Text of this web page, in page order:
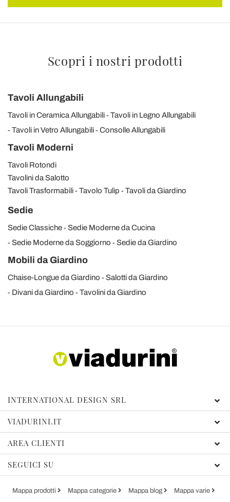
Scopri i nostri prodotti
Tavoli Allungabili
Tavoli in Ceramica Allungabili
Tavoli in Legno Allungabili
Tavoli in Vetro Allungabili
Consolle Allungabili
Tavoli Moderni
Tavoli Rotondi
Tavolini da Salotto
Tavoli Trasformabili
Tavolo Tulip Tavoli da Giardino
Sedie
Sedie Classiche
Sedie Moderne da Cucina
Sedie Moderne da Soggiorno
Sedie da Giardino
Mobili da Giardino
Chaise-Longue da Giardino
Salotti da Giardino
Divani da Giardino
Tavolini da Giardino
INTERNATIONAL DESIGN SRL
VIADURINI.IT
AREA CLIENTI
SEGUICI SU
Mappa prodotti Mappa categorie Mappa blog Mappa varie